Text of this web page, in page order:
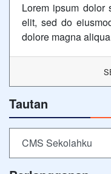
Lorem ipsum dolor
elit, sed do
dolore magna
Tautan
CMS Sekolahku